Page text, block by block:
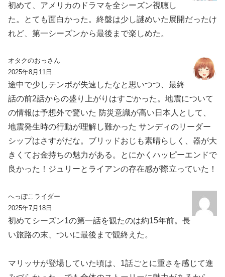
初めて、アメリカのドラマを全シーズン視聴し
た。とても面白かった。終盤は少し謎めいた展開だったけ
れど、第一シーズンから最後まで楽しめた。
オタクのおっさん
2025年8月11日
途中で少しテンポが失速したなと思いつつ、最終
話の前2話からの盛り上がりはすごかった。地震について
の情報は予想外で驚いた 防災意識が高い日本人として、
地震発生時の行動が理解し難かった サンディのリーダー
シップはさすがだな。ブリッドおじも素晴らしく、器が大
きくてお金持ちの魅力がある。とにかくハッピーエンドで
良かった！ジュリーとライアンの存在感が際立っていた！
へっぽこライダー
2025年7月18日
初めてシーズン1の第一話を観たのは約15年前。長
い旅路の末、ついに最後まで観終えた。
マリッサが登場していた頃は、1話ごとに重さを感じて進